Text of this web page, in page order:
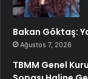
Bakan Göktaş:
Ağustos 7, 2026
TBMM Genel